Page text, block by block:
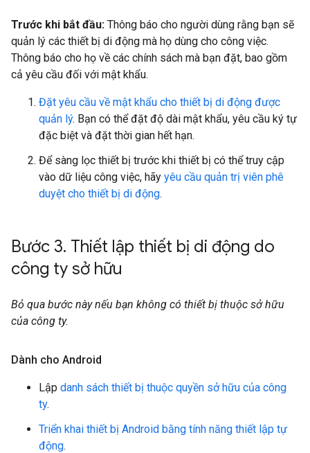
Trước khi bắt đầu: Thông báo cho người dùng rằng bạn sẽ
quản lý các thiết bị di động mà họ dùng cho công việc.
Thông báo cho họ về các chính sách mà bạn đặt, bao gồm
cả yêu cầu đối với mật khẩu.
Đặt yêu cầu về mật khẩu cho thiết bị di động được
quản lý. Bạn có thể đặt độ dài mật khẩu, yêu cầu ký tự
đặc biệt và đặt thời gian hết hạn.
Để sàng lọc thiết bị trước khi thiết bị có thể truy cập
vào dữ liệu công việc, hãy yêu cầu quản trị viên phê
duyệt cho thiết bị di động.
Bước 3. Thiết lập thiết bị di động do
công ty sở hữu
Bỏ qua bước này nếu bạn không có thiết bị thuộc sở hữu
của công ty.
Dành cho Android
Lập danh sách thiết bị thuộc quyền sở hữu của công
ty.
Triển khai thiết bị Android bằng tính năng thiết lập tự
động.